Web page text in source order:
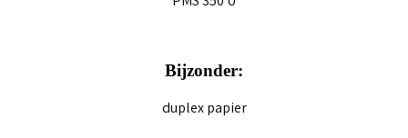
Bijzonder:
duplex papier